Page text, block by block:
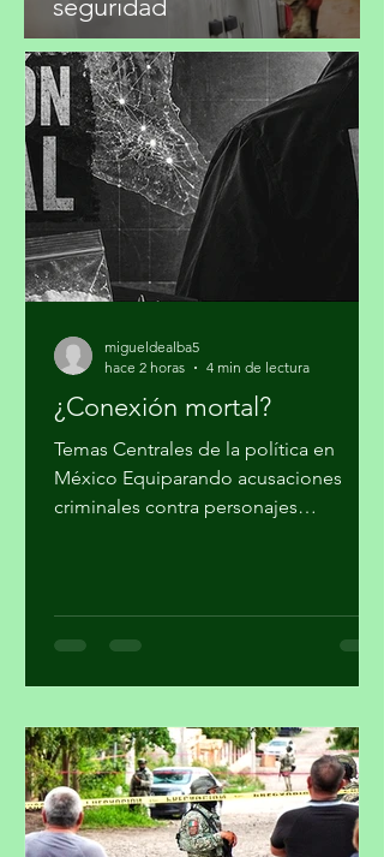
Ineficacia del gobierno en
seguridad
¿Conexión mortal?
Temas Centrales de la política en
México Equiparando acusaciones
supuesto injerencismo de los
Rasso mitirasso@yahoo.com.mx Parte
2 Habría que considerar, en el origen
de las estrategias anunciadas por el
gobierno de los Estados Unidos (EUA)
en su lucha contra el narcotráfico, la
persistencia que tiene el presidente
hace 2 horas
4 min de lectura